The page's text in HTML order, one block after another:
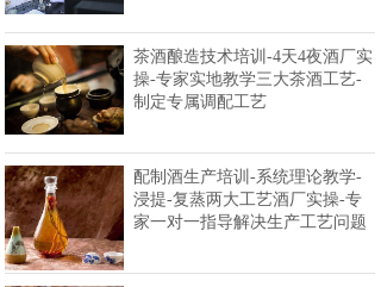
茶酒酿造技术培训-4天4夜酒厂实
操-专家实地教学三大茶酒工艺-
制定专属调配工艺
配制酒生产培训-系统理论教学-
浸提-复蒸两大工艺酒厂实操-专
家一对一指导解决生产工艺问题